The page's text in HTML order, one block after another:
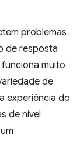
problemas
de resposta
muito
de
experiência do
de nível